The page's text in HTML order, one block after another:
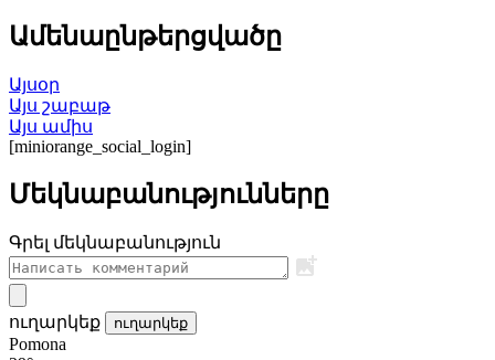
Ամենաընթերցվածը
Այսօր
Այս շաբաթ
Այս ամիս
[miniorange_social_login]
Մեկնաբանությունները
Գրել մեկնաբանություն
ուղարկեք ուղարկեք
Pomona